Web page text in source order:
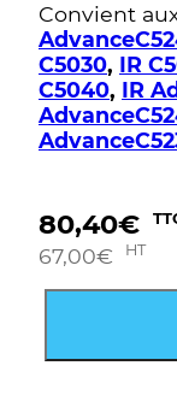
Convient
C5030, IR
C5040, IR
80,40€
67,00€ HT